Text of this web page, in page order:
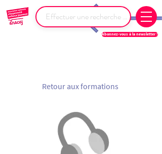
Abonnez-vous à la newsletter !
Retour aux formations